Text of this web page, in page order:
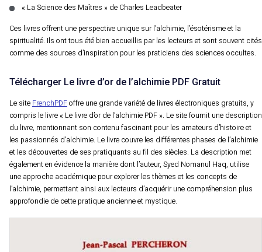
« La Science des Maîtres » de Charles Leadbeater
Ces livres offrent une perspective unique sur l’alchimie, l’ésotérisme et la
spiritualité. Ils ont tous été bien accueillis par les lecteurs et sont souvent cités
comme des sources d’inspiration pour les praticiens des sciences occultes.
Télécharger Le livre d’or de l’alchimie PDF Gratuit
Le siteFrenchPDFoffre une grande variété de livres électroniques gratuits, y
compris le livre « Le livre d’or de l’alchimie PDF ». Le site fournit une description
du livre, mentionnant son contenu fascinant pour les amateurs d’histoire et
les passionnés d’alchimie. Le livre couvre les différentes phases de l’alchimie
et les découvertes de ses pratiquants au fil des siècles. La description met
également en évidence la manière dont l’auteur, Syed Nomanul Haq, utilise
une approche académique pour explorer les thèmes et les concepts de
l’alchimie, permettant ainsi aux lecteurs d’acquérir une compréhension plus
approfondie de cette pratique ancienne et mystique.